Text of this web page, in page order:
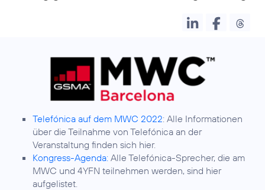
Telefónica auf dem MWC 2022: Alle Informationen
über die Teilnahme von Telefónica an der
Veranstaltung finden sich hier.
Kongress-Agenda: Alle Telefónica-Sprecher, die am
MWC und 4YFN teilnehmen werden, sind hier
aufgelistet.